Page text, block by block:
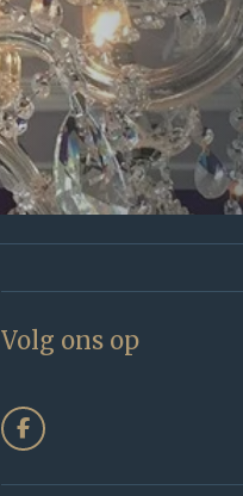
Volg ons op
F
a